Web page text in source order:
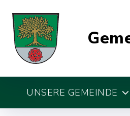
UNSERE GEMEINDE